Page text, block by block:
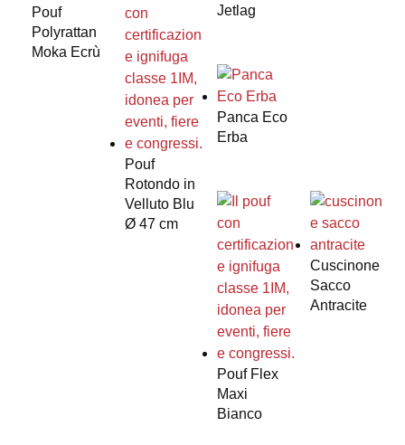
Pouf
Polyrattan
Moka Ecrù
Pouf
Rotondo in
Velluto Blu
Ø 47 cm
Jetlag
Panca Eco
Erba
Pouf Flex
Maxi
Bianco
Cuscinone
Sacco
Antracite